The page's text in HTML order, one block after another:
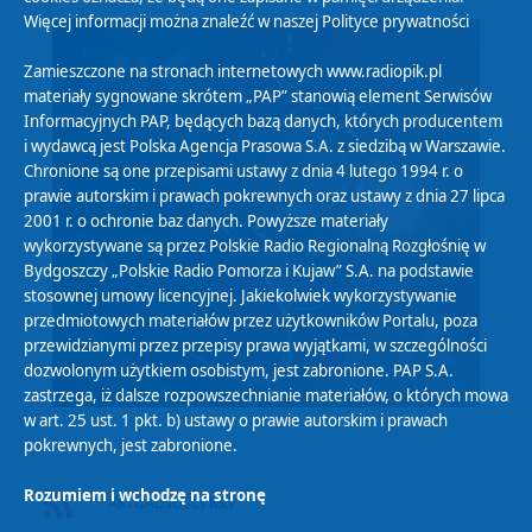
AKTUALNOŚCI RSS
Więcej informacji można znaleźć w naszej Polityce prywatności
Zamieszczone na stronach internetowych www.radiopik.pl
materiały sygnowane skrótem „PAP” stanowią element Serwisów
Informacyjnych PAP, będących bazą danych, których producentem
i wydawcą jest Polska Agencja Prasowa S.A. z siedzibą w Warszawie.
Chronione są one przepisami ustawy z dnia 4 lutego 1994 r. o
prawie autorskim i prawach pokrewnych oraz ustawy z dnia 27 lipca
2001 r. o ochronie baz danych. Powyższe materiały
wykorzystywane są przez Polskie Radio Regionalną Rozgłośnię w
Bydgoszczy „Polskie Radio Pomorza i Kujaw” S.A. na podstawie
stosownej umowy licencyjnej. Jakiekolwiek wykorzystywanie
przedmiotowych materiałów przez użytkowników Portalu, poza
przewidzianymi przez przepisy prawa wyjątkami, w szczególności
dozwolonym użytkiem osobistym, jest zabronione. PAP S.A.
zastrzega, iż dalsze rozpowszechnianie materiałów, o których mowa
w art. 25 ust. 1 pkt. b) ustawy o prawie autorskim i prawach
pokrewnych, jest zabronione.
Rozumiem i wchodzę na stronę